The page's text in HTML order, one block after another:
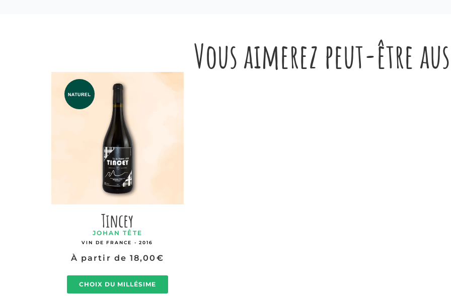
Vous aimerez peut-être
Tincey
JOHAN TÊTE
VIN DE FRANCE - 2016
À partir de18,00 €
CHOIX DU MILLÉSIME